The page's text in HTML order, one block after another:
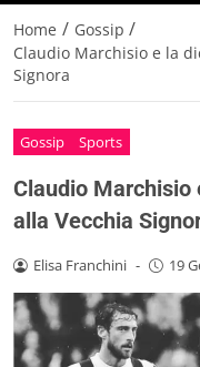
Home / Gossip /
Claudio Marchisio e la
Signora
Gossip Sports
Claudio Marchisio
alla Vecchia
Elisa Franchini - 19